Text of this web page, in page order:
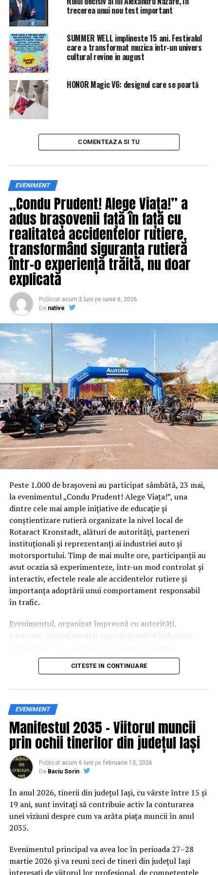
Facebook a recunoscut! Milioane de conturi au fost
AFECTATE! Vezi ce informații au sustras hackerii la
atacul masiv din septembrie | IasiAZI.ro
NU RATATI
Locurile din România unde se construiesc cele mai mari
nave de crozieră din lume | IasiAZI.ro
trecerea unui nou test important
SUMMER WELL implineste 15 ani. Festivalul
care a transformat muzica intr-un univers
cultural revine in august
HONOR Magic V6: designul care se poartă
COMENTEAZA SI TU
EVENIMENT
„Condu Prudent! Alege Viața!” a
adus brașovenii față în față cu
realitatea accidentelor rutiere,
transformând siguranța rutieră
într-o experiență trăită, nu doar
explicată
Publicat acum 2 luni pe iunie 6, 2026
De native
Peste 1.000 de brașoveni au participat sâmbătă, 23 mai,
la evenimentul „Condu Prudent! Alege Viața!”, una
dintre cele mai ample inițiative de educație și
conștientizare rutieră organizate la nivel local de
Rotaract Kronstadt, alături de autorități, parteneri
instituționali și reprezentanți ai industriei auto și
motorsportului. Timp de mai multe ore, participanții au
avut ocazia să experimenteze, într-un mod controlat și
interactiv, efectele reale ale accidentelor rutiere și
importanța adoptării unui comportament responsabil
în trafic.
Evenimentul, organizat împreună cu autorități,
parteneri instituționali și reprezentanți ai industriei
principal transformarea prevenției într-o experiență
practică și accesibilă publicului larg.
Siguranța rutieră, adusă mai
aproape de comunitate
Datele privind accidentele rutiere din România continuă
să evidențieze necesitatea unor inițiative de educație și
prevenție. În 2025, peste 3.000 de persoane au fost
rănite grav în accidente rutiere, iar mai mult de 1.300 și-
au pierdut viața pe șoselele din țară.
În acest context, campania „Condu Prudent! Alege
Viața!” își propune să transforme informația teoretică
într-o experiență directă, prin simulări și demonstrații
care îi ajută pe participanți să înțeleagă concret
impactul deciziilor luate în trafic.
CITESTE IN CONTINUARE
EVENIMENT
Manifestul 2035 – Viitorul muncii
prin ochii tinerilor din județul Iași
Publicat acum 6 luni pe februarie 13, 2026
De Baciu Sorin
În anul 2026, tinerii din județul Iași, cu vârste între 15 și
19 ani, sunt invitați să contribuie activ la conturarea
unei viziuni despre cum va arăta piața muncii în anul
2035.
Evenimentul principal va avea loc în perioada 27–28
martie 2026 și va reuni zeci de tineri din județul Iași
interesați de viitorul lor profesional, de competențele